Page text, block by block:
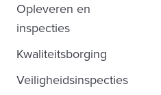
Opleveren en
inspecties
Kwaliteitsborging
Veiligheidsinspecties